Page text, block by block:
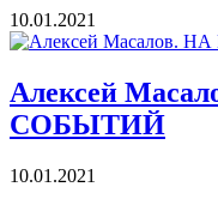
10.01.2021
Алексей
СОБЫТИЙ
10.01.2021